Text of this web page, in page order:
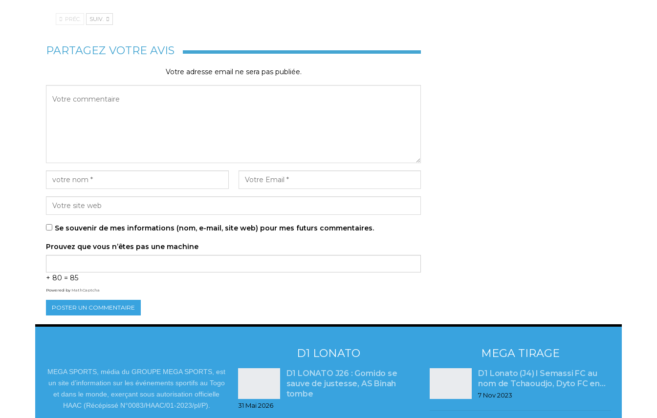
PRÉC. SUIV.
PARTAGEZ VOTRE AVIS
Votre adresse email ne sera pas publiée.
Se souvenir de mes informations (nom, e-mail, site web) pour mes futurs commentaires.
Prouvez que vous n’êtes pas une machine
+ 80 = 85
Powered by MathCaptcha
MEGA SPORTS, média du GROUPE MEGA SPORTS, est
un site d’information sur les événements sportifs au Togo
et dans le monde, exerçant sous autorisation officielle
HAAC (Récépissé N°0083/HAAC/01-2023/pl/P).
D1 LONATO
D1 LONATO J26 : Gomido se
sauve de justesse, AS Binah
tombe
31 Mai 2026
MEGA TIRAGE
D1 Lonato (J4) l Semassi FC au
nom de Tchaoudjo, Dyto FC en…
7 Nov 2023